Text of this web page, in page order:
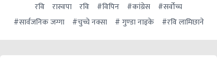
रवि रास्वपा रवि #विपिन #कांग्रेस
#सर्वोच्च
#सार्वजनिक जग्गा
#चुच्चे नक्सा # गुण्डा नाइके #रवि लामिछाने